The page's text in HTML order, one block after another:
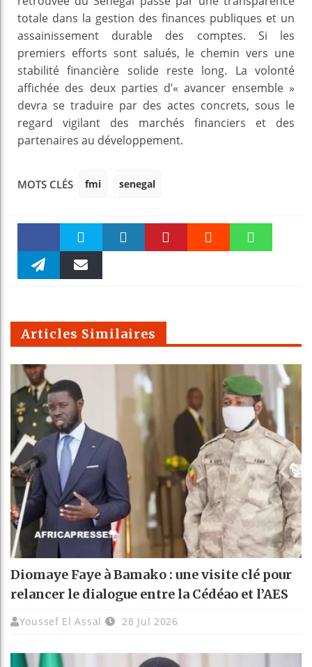
totale dans la gestion des finances publiques et un
assainissement durable des comptes. Si les
premiers efforts sont salués, le chemin vers une
stabilité financière solide reste long. La volonté
affichée des deux parties d’« avancer ensemble »
devra se traduire par des actes concrets, sous le
regard vigilant des marchés financiers et des
partenaires au développement.
MOTS CLÉS fmi senegal
Faceboo Twitter
m
Articles Similaires
Diomaye Faye à Bamako : une visite clé pour
relancer le dialogue entre la Cédéao et l’AES
Youssef El Assal 28 Jul 2026